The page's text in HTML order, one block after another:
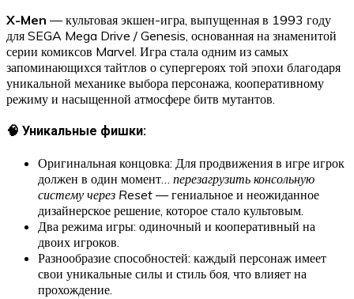
X-Men — культовая экшен-игра, выпущенная в 1993 году
для SEGA Mega Drive / Genesis, основанная на знаменитой
серии комиксов Marvel. Игра стала одним из самых
запоминающихся тайтлов о супергероях той эпохи благодаря
уникальной механике выбора персонажа, кооперативному
режиму и насыщенной атмосфере битв мутантов.
🧠 Уникальные фишки:
Оригинальная концовка: Для продвижения в игре игрок
должен в один момент… перезагрузить консольную
систему через Reset — гениальное и неожиданное
дизайнерское решение, которое стало культовым.
Два режима игры: одиночный и кооперативный на
двоих игроков.
Разнообразие способностей: каждый персонаж имеет
свои уникальные силы и стиль боя, что влияет на
прохождение.